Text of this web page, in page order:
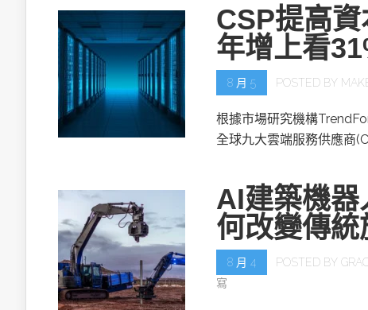
CSP提高
年增上看
8 月 5 POSTED BY
根據市場研究機構
全球九大雲端服務供應商
AI建築機
何改變傳
8 月 4 POSTED BY
寫